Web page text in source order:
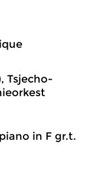
Tsjecho-
in F gr.t.